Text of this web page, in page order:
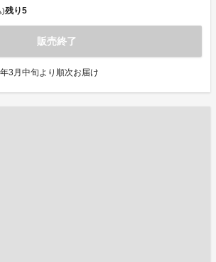
)残り5
販売終了
3月中旬より順次お届け